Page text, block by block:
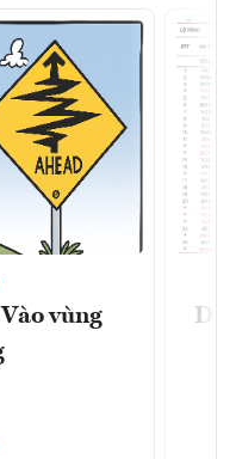
vùng
Dự